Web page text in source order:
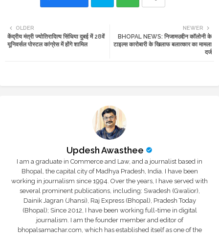
tte ats
NEWER
BHOPAL NEWS: निजामउद्दीन कॉलोनी के
टाइल्स कारोबारी के खिलाफ बलात्कार का मामला
दर्ज
OLDER
केंद्रीय मंत्री ज्योतिरादित्य सिंधिया दुबई में 28वें
यूनिवर्सल पोस्टल कांग्रेस में होंगे शामिल
Updesh Awasthee
I am a graduate in Commerce and Law, and a journalist based in
Bhopal, the capital city of Madhya Pradesh, India. I have been
working in journalism since 1994. Over the years, I have served with
several prominent publications, including: Swadesh (Gwalior),
Dainik Jagran (Jhansi), Raj Express (Bhopal), Pradesh Today
(Bhopal); Since 2012, I have been working full-time in digital
journalism. I am the founder member and editor of
bhopalsamachar.com, which has established itself as one of the